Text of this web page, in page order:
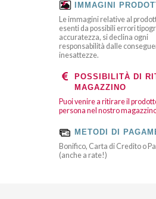
IMMAGINI
Le immagini relative al
esenti da possibili errori
accuratezza, si declina ogni
responsabilità dalle
inesattezze.
POSSIBILITÀ DI
MAGAZZINO
Puoi venire a ritirare il
persona nel nostro
METODI DI
Bonifico, Carta di Credito o
(anche a rate!)